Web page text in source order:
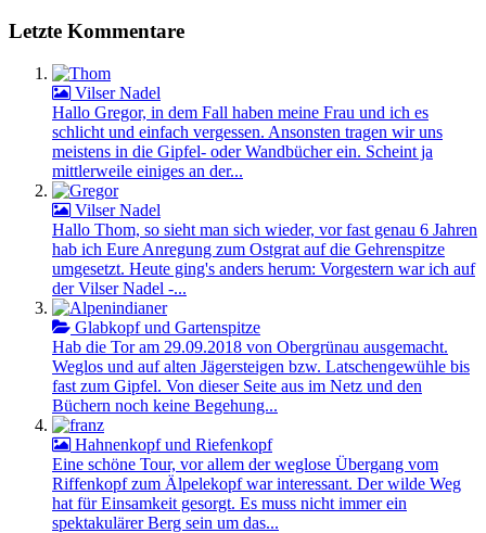
Letzte Kommentare
Vilser Nadel
Hallo Gregor, in dem Fall haben meine Frau und ich es
schlicht und einfach vergessen. Ansonsten tragen wir uns
meistens in die Gipfel- oder Wandbücher ein. Scheint ja
mittlerweile einiges an der...
Vilser Nadel
Hallo Thom, so sieht man sich wieder, vor fast genau 6 Jahren
hab ich Eure Anregung zum Ostgrat auf die Gehrenspitze
umgesetzt. Heute ging's anders herum: Vorgestern war ich auf
der Vilser Nadel -...
Glabkopf und Gartenspitze
Hab die Tor am 29.09.2018 von Obergrünau ausgemacht.
Weglos und auf alten Jägersteigen bzw. Latschengewühle bis
fast zum Gipfel. Von dieser Seite aus im Netz und den
Büchern noch keine Begehung...
Hahnenkopf und Riefenkopf
Eine schöne Tour, vor allem der weglose Übergang vom
Riffenkopf zum Älpelekopf war interessant. Der wilde Weg
hat für Einsamkeit gesorgt. Es muss nicht immer ein
spektakulärer Berg sein um das...